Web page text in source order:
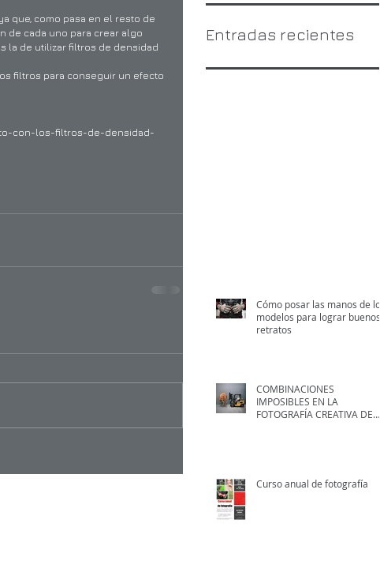
que, como pasa en el resto de
de cada uno para crear algo
la de utilizar filtros de densidad
filtros para conseguir un efecto
con-los-filtros-de-densidad-
Entradas recientes
Cómo posar las manos de los
modelos para lograr buenos
retratos
COMBINACIONES
IMPOSIBLES EN LA
FOTOGRAFÍA CREATIVA DE
Curso anual de fotografía